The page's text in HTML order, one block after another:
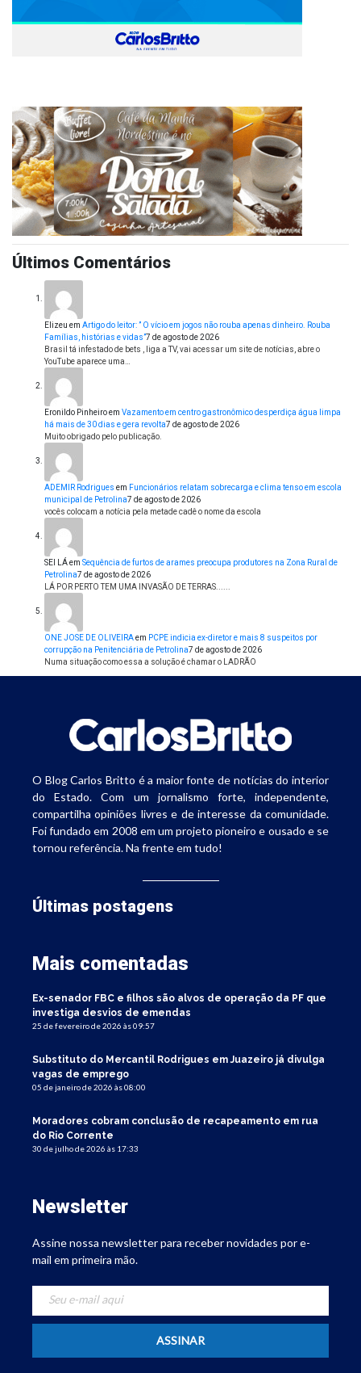
Últimos Comentários
Elizeu em Artigo do leitor: ” O vício em jogos não rouba apenas dinheiro. Rouba
Famílias, histórias e vidas”7 de agosto de 2026
Brasil tá infestado de bets , liga a TV, vai acessar um site de notícias, abre o
YouTube aparece uma…
Eronildo Pinheiroem Vazamento em centro gastronômico desperdiça água limpa
há mais de 30 dias e gera revolta7 de agosto de 2026
Muito obrigado pelo publicação.
ADEMIR Rodrigues em Funcionários relatam sobrecarga e clima tenso em escola
municipal de Petrolina7 de agosto de 2026
vocês colocam a notícia pela metade cadê o nome da escola
SEI LÁem Sequência de furtos de arames preocupa produtores na Zona Rural de
Petrolina7 de agosto de 2026
LÁ POR PERTO TEM UMA INVASÃO DE TERRAS......
ONE JOSE DE OLIVEIRAem PCPE indicia ex-diretor e mais 8 suspeitos por
corrupção na Penitenciária de Petrolina7 de agosto de 2026
Numa situação como essa a solução é chamar o LADRÃO
O Blog Carlos Britto é a maior fonte de notícias do interior
do Estado. Com um jornalismo forte, independente,
compartilha opiniões livres e de interesse da comunidade.
Foi fundado em 2008 em um projeto pioneiro e ousado e se
tornou referência. Na frente em tudo!
Últimas postagens
Mais comentadas
Ex-senador FBC e filhos são alvos de operação da PF que
investiga desvios de emendas
25 de fevereiro de 2026 às 09:57
Substituto do Mercantil Rodrigues em Juazeiro já divulga
vagas de emprego
05 de janeiro de 2026 às 08:00
Moradores cobram conclusão de recapeamento em rua
do Rio Corrente
30 de julho de 2026 às 17:33
Newsletter
Assine nossa newsletter para receber novidades por e-
mail em primeira mão.